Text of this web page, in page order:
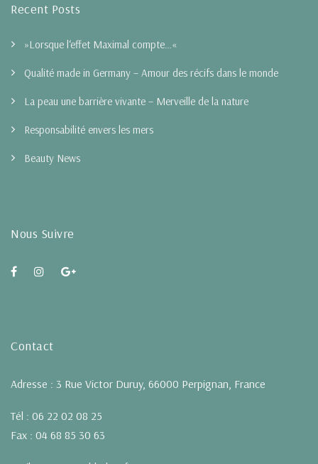
Recent Posts
»Lorsque l‘effet Maximal compte…«
Qualité made in Germany – Amour des récifs dans le monde
La peau une barrière vivante – Merveille de la nature
Responsabilité envers les mers
Beauty News
Nous Suivre
Contact
Adresse : 3 Rue Victor Duruy, 66000 Perpignan, France
Tél : 06 22 02 08 25
Fax : 04 68 85 30 63